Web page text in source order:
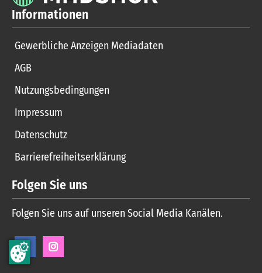
Informationen
Gewerbliche Anzeigen Mediadaten
AGB
Nutzungsbedingungen
Impressum
Datenschutz
Barrierefreiheitserklärung
Folgen Sie uns
Folgen Sie uns auf unseren Social Media Kanälen.